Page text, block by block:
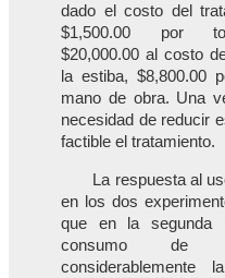
dado el costo del
$1,500.00 por
$20,000.00 al costo
la estiba, $8,800.00
mano de obra. Una
necesidad de reducir
factible el tratamiento.
La respuesta al
en los dos
que en la segunda
consumo de
considerablemente